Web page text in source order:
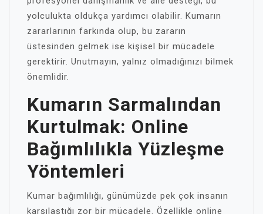
yolculukta oldukça yardımcı olabilir. Kumarın
zararlarının farkında olup, bu zararın
üstesinden gelmek ise kişisel bir mücadele
gerektirir. Unutmayın, yalnız olmadığınızı bilmek
önemlidir.
Kumarın Sarmalından
Kurtulmak: Online
Bağımlılıkla Yüzleşme
Yöntemleri
Kumar bağımlılığı, günümüzde pek çok insanın
karşılaştığı zor bir mücadele. Özellikle online